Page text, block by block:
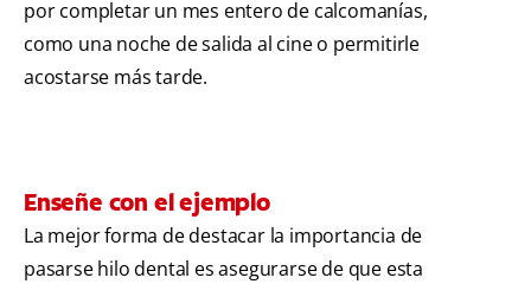
por completar un mes entero de calcomanías,
como una noche de salida al cine o permitirle
acostarse más tarde.
Enseñe con el ejemplo
La mejor forma de destacar la importancia de
pasarse hilo dental es asegurarse de que esta